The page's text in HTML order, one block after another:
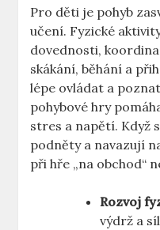
Pro děti je pohyb
učení. Fyzické
dovednosti,
skákání, běhání a
lépe ovládat a
pohybové hry
stres a napětí. Když
podněty a navazují
při hře „na obchod“
Rozvoj
výdrž a